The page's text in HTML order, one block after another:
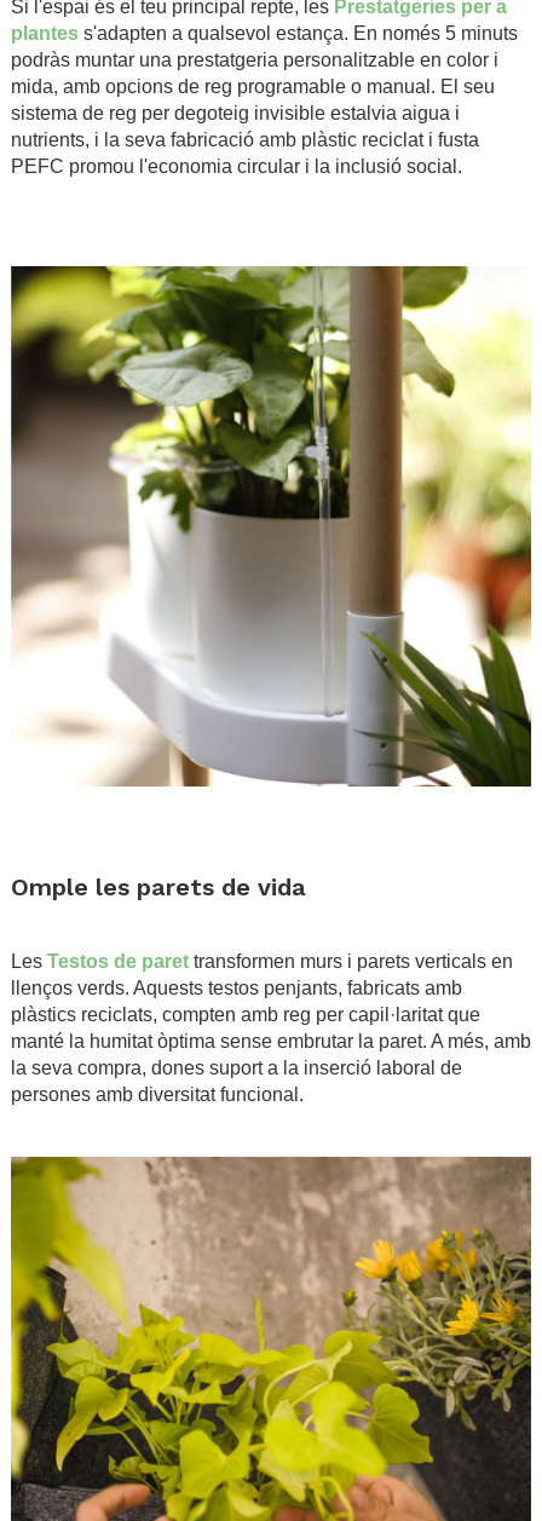
Si l'espai és el teu principal repte, les Prestatgeries per a
plantes s'adapten a qualsevol estança. En només 5 minuts
podràs muntar una prestatgeria personalitzable en color i
mida, amb opcions de reg programable o manual. El seu
sistema de reg per degoteig invisible estalvia aigua i
nutrients, i la seva fabricació amb plàstic reciclat i fusta
PEFC promou l'economia circular i la inclusió social.
Omple les parets de vida
Les Testos de paret transformen murs i parets verticals en
llenços verds. Aquests testos penjants, fabricats amb
plàstics reciclats, compten amb reg per capil·laritat que
manté la humitat òptima sense embrutar la paret. A més, amb
la seva compra, dones suport a la inserció laboral de
persones amb diversitat funcional.